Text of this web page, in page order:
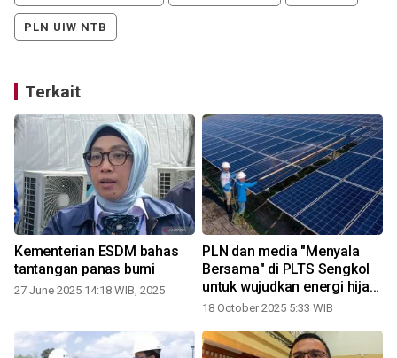
PLN UIW NTB
Terkait
Kementerian ESDM bahas
tantangan panas bumi
27 June 2025 14:18 WIB, 2025
PLN dan media "Menyala
Bersama" di PLTS Sengkol
untuk wujudkan energi hijau
NTB
18 October 2025 5:33 WIB